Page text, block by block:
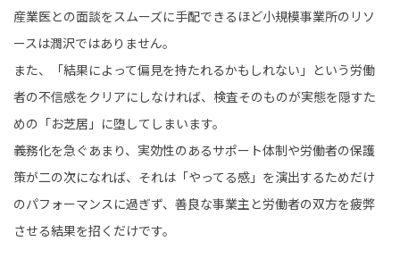
産業医との面談をスムーズに手配できるほど小規模事業所のリソ
ースは潤沢ではありません。
また、「結果によって偏見を持たれるかもしれない」という労働
者の不信感をクリアにしなければ、検査そのものが実態を隠すた
めの「お芝居」に堕してしまいます。
義務化を急ぐあまり、実効性のあるサポート体制や労働者の保護
策が二の次になれば、それは「やってる感」を演出するためだけ
のパフォーマンスに過ぎず、善良な事業主と労働者の双方を疲弊
させる結果を招くだけです。